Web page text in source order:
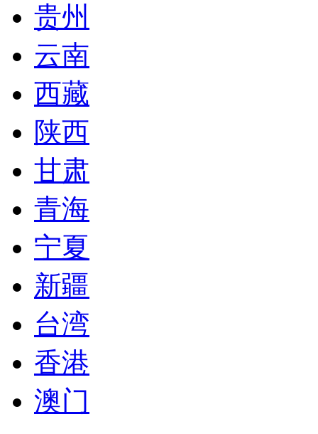
贵州
云南
西藏
陕西
甘肃
青海
宁夏
新疆
台湾
香港
澳门